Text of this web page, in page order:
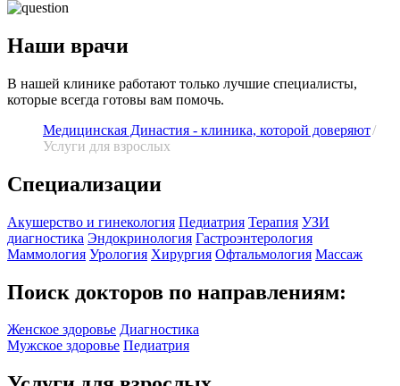
Наши врачи
В нашей клинике работают только лучшие специалисты,
которые всегда готовы вам помочь.
Медицинская Династия - клиника, которой доверяют
Услуги для взрослых
Специализации
Акушерство и гинекология Педиатрия Терапия УЗИ
диагностика Эндокринология Гастроэнтерология
Маммология Урология Хирургия Офтальмология Массаж
Поиск докторов по направлениям:
Женское здоровье Диагностика
Мужское здоровье Педиатрия